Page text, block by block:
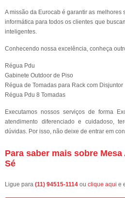
A missão da Eurocab é garantir as melhores
informática para todos os clientes que
inteligentes.
Conhecendo nossa excelência, conheça
Régua Pdu
Gabinete Outdoor de Piso
Régua de Tomadas para Rack com Disjuntor
Régua Pdu 8 Tomadas
Executamos nossos serviços de forma
atendimento diferenciado e cuidadoso,
dúvidas. Por isso, não deixe de entrar em
Para saber mais sobre
Sé
Ligue para (11) 94515-1114 ou clique aqui e